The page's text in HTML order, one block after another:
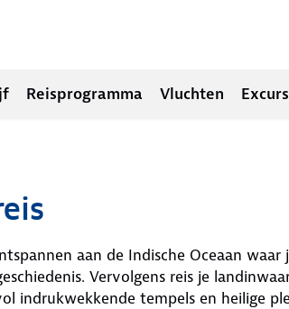
Reisprogramma Vluchten
aan de Indische Oceaan
Vervolgens reis je
indrukwekkende tempels en heilige